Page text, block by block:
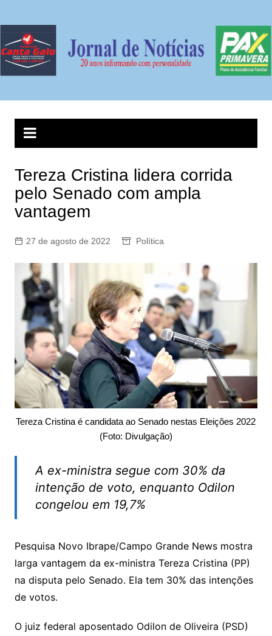
conteúdo
Tereza Cristina lidera corrida
pelo Senado com ampla
vantagem
27 de agosto de 2022 Política
Tereza Cristina é candidata ao Senado nestas Eleições 2022
(Foto: Divulgação)
A ex-ministra segue com 30% da
intenção de voto, enquanto Odilon
congelou em 19,7%
Pesquisa Novo Ibrape/Campo Grande News mostra
larga vantagem da ex-ministra Tereza Cristina (PP)
na disputa pelo Senado. Ela tem 30% das intenções
de votos.
O juiz federal aposentado Odilon de Oliveira (PSD)